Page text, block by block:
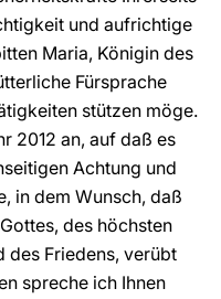
und aufrichtige
Maria, Königin des
Fürsprache
stützen möge.
2012 an, auf daß es
Achtung und
in dem Wunsch, daß
des höchsten
des Friedens, verübt
spreche ich Ihnen